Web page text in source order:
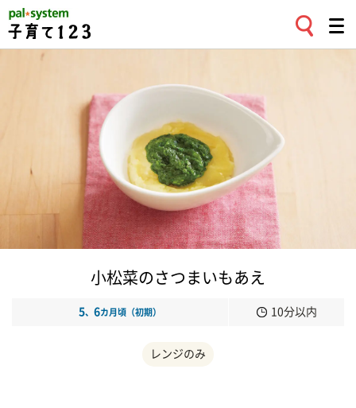
小松菜のさつまいもあえ
5、 6カ月頃（初期） 10分以内
レンジのみ